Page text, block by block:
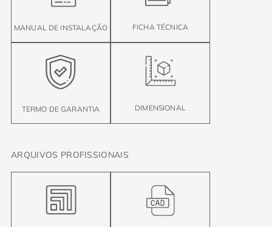
MANUAL DE INSTALAÇÃO FICHA TÉCNICA
TERMO DE GARANTIA DIMENSIONAL
ARQUIVOS PROFISSIONAIS